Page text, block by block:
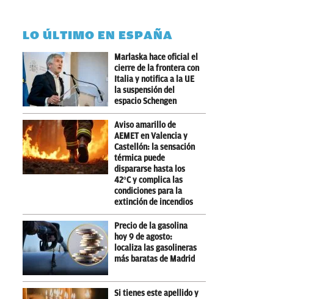
LO ÚLTIMO EN ESPAÑA
Marlaska hace oficial el
cierre de la frontera con
Italia y notifica a la UE
la suspensión del
espacio Schengen
Aviso amarillo de
AEMET en Valencia y
Castellón: la sensación
térmica puede
dispararse hasta los
42ºC y complica las
condiciones para la
extinción de incendios
Precio de la gasolina
hoy 9 de agosto:
localiza las gasolineras
más baratas de Madrid
Si tienes este apellido y